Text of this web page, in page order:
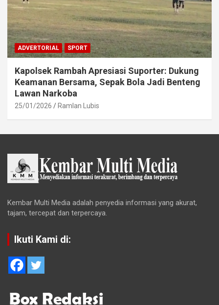
ADVERTORIAL SPORT
Kapolsek Rambah Apresiasi Suporter: Dukung
Keamanan Bersama, Sepak Bola Jadi Benteng
Lawan Narkoba
25/01/2026 Ramlan Lubis
Kembar Multi Media adalah penyedia informasi yang akurat,
tajam, tercepat dan terpercaya.
Ikuti Kami di: